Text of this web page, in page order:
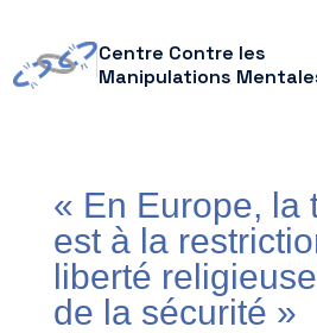
Centre Contre les
Manipulations
« En Europe, la
est à la
liberté
de la sécurité »